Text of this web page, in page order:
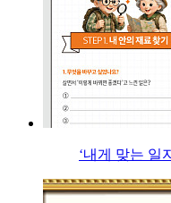
‘내게 맞는 일